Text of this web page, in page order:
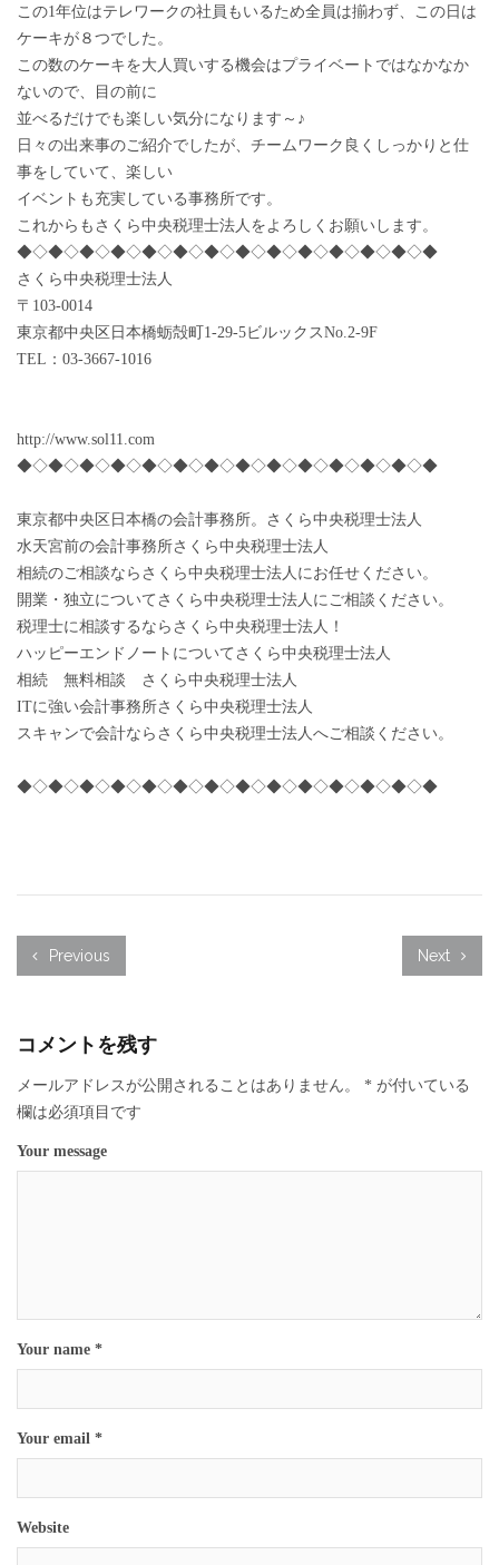
この1年位はテレワークの社員もいるため全員は揃わず、この日は
ケーキが８つでした。
この数のケーキを大人買いする機会はプライベートではなかなか
ないので、目の前に
並べるだけでも楽しい気分になります～♪
日々の出来事のご紹介でしたが、チームワーク良くしっかりと仕
事をしていて、楽しい
イベントも充実している事務所です。
これからもさくら中央税理士法人をよろしくお願いします。
◆◇◆◇◆◇◆◇◆◇◆◇◆◇◆◇◆◇◆◇◆◇◆◇◆◇◆
さくら中央税理士法人
〒103-0014
東京都中央区日本橋蛎殻町1-29-5ビルックスNo.2-9F
TEL：03-3667-1016
http://www.sol11.com
◆◇◆◇◆◇◆◇◆◇◆◇◆◇◆◇◆◇◆◇◆◇◆◇◆◇◆
東京都中央区日本橋の会計事務所。さくら中央税理士法人
水天宮前の会計事務所さくら中央税理士法人
相続のご相談ならさくら中央税理士法人にお任せください。
開業・独立についてさくら中央税理士法人にご相談ください。
税理士に相談するならさくら中央税理士法人！
ハッピーエンドノートについてさくら中央税理士法人
相続 無料相談 さくら中央税理士法人
ITに強い会計事務所さくら中央税理士法人
スキャンで会計ならさくら中央税理士法人へご相談ください。
◆◇◆◇◆◇◆◇◆◇◆◇◆◇◆◇◆◇◆◇◆◇◆◇◆◇◆
Previous Next
コメントを残す
メールアドレスが公開されることはありません。 * が付いている
欄は必須項目です
Your message
Your name *
Your email *
Website